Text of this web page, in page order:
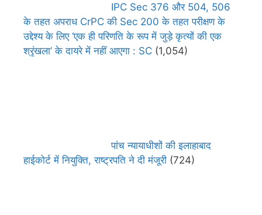
IPC Sec 376 और 504, 506
के तहत अपराध CrPC की Sec 200 के तहत परीक्षण के
उद्देश्य के लिए ‘एक ही परिणति के रूप में जुड़े कृत्यों की एक
श्रृंखला’ के दायरे में नहीं आएगा : SC (1,054)
पांच न्यायाधीशों की इलाहाबाद
हाईकोर्ट में नियुक्ति, राष्ट्रपति ने दी मंजूरी (724)